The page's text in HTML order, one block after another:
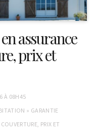
assurance
prix et
À 08H45
» GARANTIE
PRIX ET